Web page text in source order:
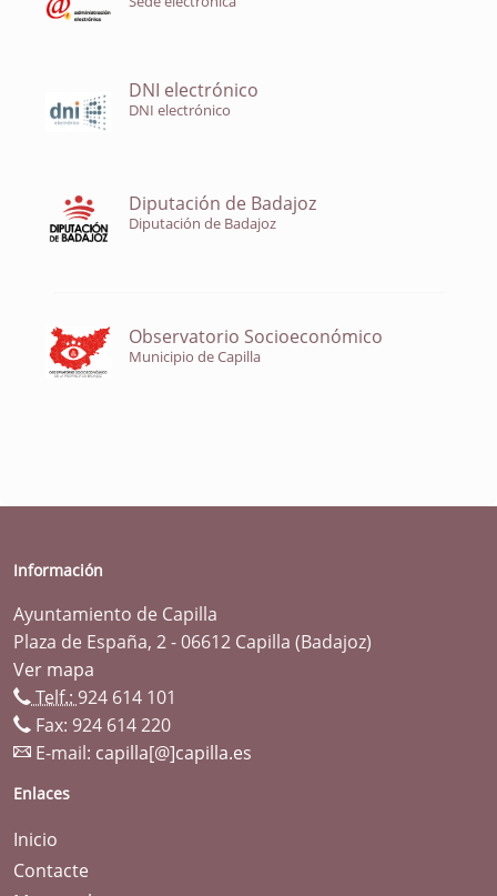
DNI electrónico
DNI electrónico
Diputación de Badajoz
Diputación de Badajoz
Observatorio Socioeconómico
Municipio de Capilla
Información
Ayuntamiento de Capilla
Plaza de España, 2 - 06612 Capilla (Badajoz)
Ver mapa
Telf.: 924 614 101
Fax: 924 614 220
E-mail: capilla[@]capilla.es
Enlaces
Inicio
Contacte